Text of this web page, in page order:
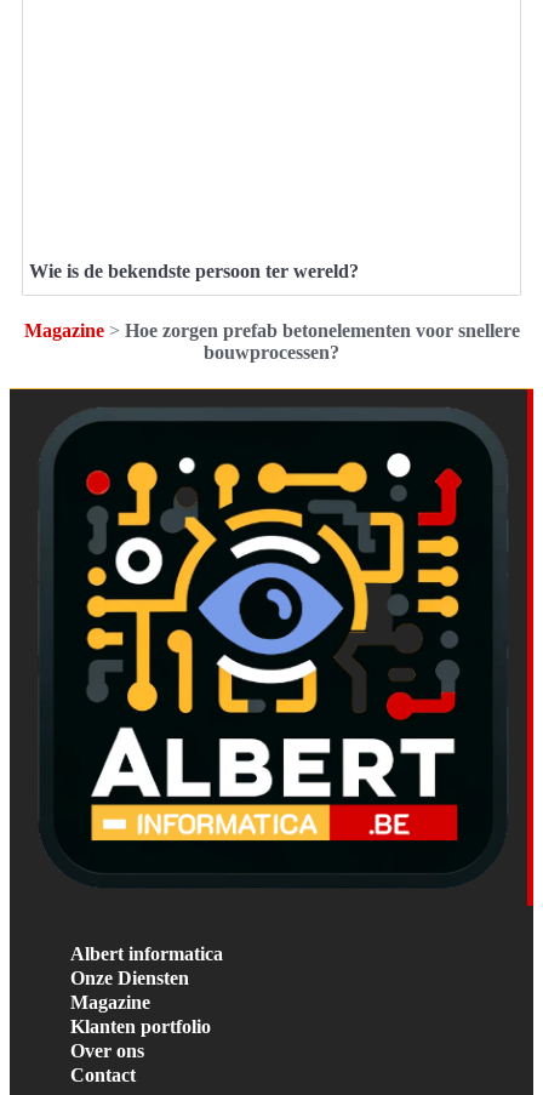
Wie is de bekendste persoon ter wereld?
Magazine> Hoe zorgen prefab betonelementen voor snellere
bouwprocessen?
Albert informatica
Onze Diensten
Magazine
Klanten portfolio
Over ons
Contact